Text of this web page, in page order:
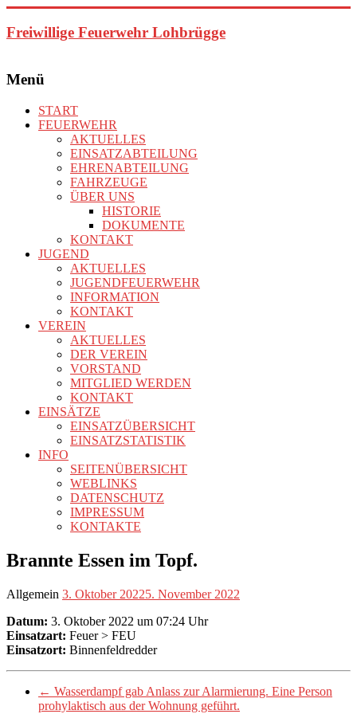
Inhalt
springen
Freiwillige Feuerwehr Lohbrügge
Menü
START
FEUERWEHR
AKTUELLES
EINSATZABTEILUNG
EHRENABTEILUNG
FAHRZEUGE
ÜBER UNS
HISTORIE
DOKUMENTE
KONTAKT
JUGEND
AKTUELLES
JUGENDFEUERWEHR
INFORMATION
KONTAKT
VEREIN
AKTUELLES
DER VEREIN
VORSTAND
MITGLIED WERDEN
KONTAKT
EINSÄTZE
EINSATZÜBERSICHT
EINSATZSTATISTIK
INFO
SEITENÜBERSICHT
WEBLINKS
DATENSCHUTZ
IMPRESSUM
KONTAKTE
Brannte Essen im Topf.
Allgemein 3. Oktober 20225. November 2022
Datum: 3. Oktober 2022 um 07:24 Uhr
Einsatzart: Feuer > FEU
Einsatzort: Binnenfeldredder
← Wasserdampf gab Anlass zur Alarmierung. Eine Person
prohylaktisch aus der Wohnung geführt.